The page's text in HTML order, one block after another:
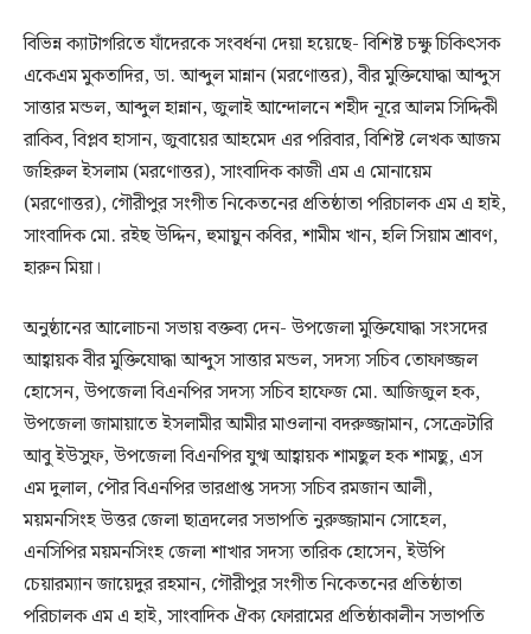
বিভিন্ন ক্যাটাগরিতে যাঁদেরকে সংবর্ধনা দেয়া হয়েছে- বিশিষ্ট চক্ষু চিকিৎসক
একেএম মুকতাদির, ডা. আব্দুল মান্নান (মরণোত্তর), বীর মুক্তিযোদ্ধা আব্দুস
সাত্তার মন্ডল, আব্দুল হান্নান, জুলাই আন্দোলনে শহীদ নূরে আলম সিদ্দিকী
রাকিব, বিপ্লব হাসান, জুবায়ের আহমেদ এর পরিবার, বিশিষ্ট লেখক আজম
জহিরুল ইসলাম (মরণোত্তর), সাংবাদিক কাজী এম এ মোনায়েম
(মরণোত্তর), গৌরীপুর সংগীত নিকেতনের প্রতিষ্ঠাতা পরিচালক এম এ হাই,
সাংবাদিক মো. রইছ উদ্দিন, হুমায়ুন কবির, শামীম খান, হলি সিয়াম শ্রাবণ,
হারুন মিয়া।
অনুষ্ঠানের আলোচনা সভায় বক্তব্য দেন- উপজেলা মুক্তিযোদ্ধা সংসদের
আহ্বায়ক বীর মুক্তিযোদ্ধা আব্দুস সাত্তার মন্ডল, সদস্য সচিব তোফাজ্জল
হোসেন, উপজেলা বিএনপির সদস্য সচিব হাফেজ মো. আজিজুল হক,
উপজেলা জামায়াতে ইসলামীর আমীর মাওলানা বদরুজ্জামান, সেক্রেটারি
আবু ইউসুফ, উপজেলা বিএনপির যুগ্ম আহ্বায়ক শামছুল হক শামছু, এস
এম দুলাল, পৌর বিএনপির ভারপ্রাপ্ত সদস্য সচিব রমজান আলী,
ময়মনসিংহ উত্তর জেলা ছাত্রদলের সভাপতি নুরুজ্জামান সোহেল,
এনসিপির ময়মনসিংহ জেলা শাখার সদস্য তারিক হোসেন, ইউপি
চেয়ারম্যান জায়েদুর রহমান, গৌরীপুর সংগীত নিকেতনের প্রতিষ্ঠাতা
পরিচালক এম এ হাই, সাংবাদিক ঐক্য ফোরামের প্রতিষ্ঠাকালীন সভাপতি